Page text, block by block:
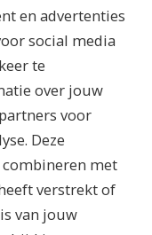
en advertenties
social media
te
over jouw
voor
Deze
combineren met
verstrekt of
van jouw